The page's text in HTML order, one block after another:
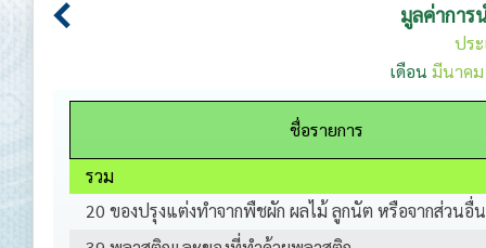
มูลค่าการ
ปร
เดือน มีนาค
ชื่อรายการ
รวม
20 ของปรุงแต่งทำจากพืชผัก ผลไม้ ลูกนัต หรือจากส่วนอื่